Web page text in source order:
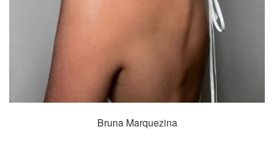
Bruna Marquezina